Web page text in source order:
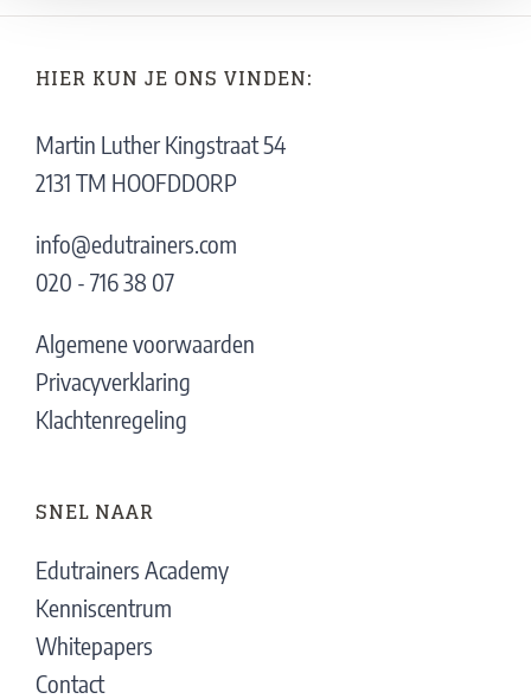
HIER KUN JE ONS VINDEN:
Martin Luther Kingstraat 54
2131 TM HOOFDDORP
info@edutrainers.com
020 - 716 38 07
Algemene voorwaarden
Privacyverklaring
Klachtenregeling
SNEL NAAR
Edutrainers Academy
Kenniscentrum
Whitepapers
Contact